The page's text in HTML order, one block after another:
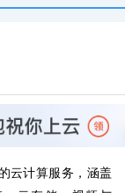
云计算服务，涵盖